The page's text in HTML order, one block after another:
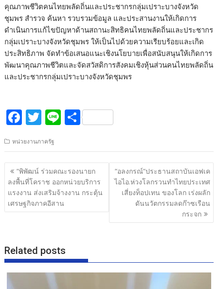
คุณภาพชีวิตคนไทยพลัดถิ่นและประชากรกลุ่มเปราะบางจังหวัด
ชุมพร สำรวจ ค้นหา รวบรวมข้อมูล และประสานงานให้เกิดการ
ดำเนินการแก้ไขปัญหาด้านสถานะสิทธิคนไทยพลัดถิ่นและประชากร
กลุ่มเปราะบางจังหวัดชุมพร ให้เป็นไปด้วยความเรียบร้อยและเกิด
ประสิทธิภาพ จัดทำข้อเสนอแนะเชิงนโยบายเพื่อสนับสนุนให้เกิดการ
พัฒนาคุณภาพชีวิตและจัดสวัสดิการสังคมเชิงหุ้นส่วนคนไทยพลัดถิ่น
และประชากรกลุ่มเปราะบางจังหวัดชุมพร
F
e
b
o
o
k
T
itt
er
Li
e
S
ar
e
หน่วยงานภาครัฐ
แนะแนว
เรื่อง
“พิพัฒน์ ร่วมคณะรองนายก
ลงพื้นที่โคราช ออกหน่วยบริการ
แรงงาน ส่งเสริมจ้างงาน กระตุ้น
เศรษฐกิจภาคอีสาน
“อลงกรณ์“ประธานสถาบันเอฟเค
ไอไอ.ห่วงโลกรวนทำไทยประเทศ
เสี่ยงท็อปเทน ของโลก เร่งผลัก
ดันนวัตกรรมลดก๊าซเรือน
กระจก
Related posts